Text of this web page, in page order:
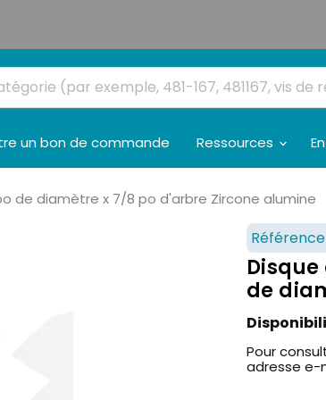
un bon de commande Ressources
de diamètre x 7/8 po d'arbre Zircone alumine
Référence
de
Pour
adresse e-